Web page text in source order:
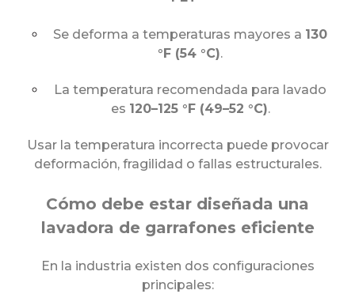
Se deforma a temperaturas mayores a 130
°F (54 °C).
La temperatura recomendada para lavado
es 120–125 °F (49–52 °C).
Usar la temperatura incorrecta puede provocar
deformación, fragilidad o fallas estructurales.
Cómo debe estar diseñada una
lavadora de garrafones eficiente
En la industria existen dos configuraciones
principales: